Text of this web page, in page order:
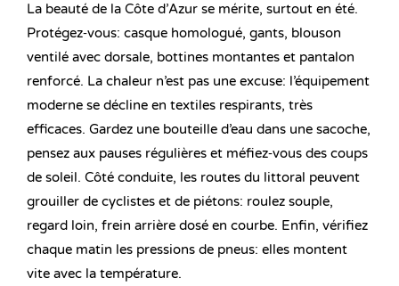
La beauté de la Côte d’Azur se mérite, surtout en été.
Protégez‑vous: casque homologué, gants, blouson
ventilé avec dorsale, bottines montantes et pantalon
renforcé. La chaleur n’est pas une excuse: l’équipement
moderne se décline en textiles respirants, très
efficaces. Gardez une bouteille d’eau dans une sacoche,
pensez aux pauses régulières et méfiez‑vous des coups
de soleil. Côté conduite, les routes du littoral peuvent
grouiller de cyclistes et de piétons: roulez souple,
regard loin, frein arrière dosé en courbe. Enfin, vérifiez
chaque matin les pressions de pneus: elles montent
vite avec la température.